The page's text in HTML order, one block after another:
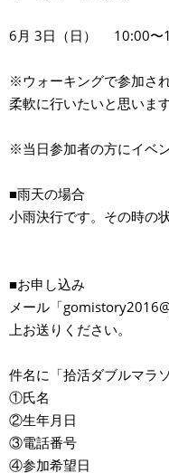
6月 3日（日） 10:00〜
※ウォーキングで参加さ
柔軟に行いたいと思います
※当日参加者の方にイベ
■雨天の場合
小雨決行です。その時の
■お申し込み
メール「
上お送りください。
件名に「拾活ダブルマラ
①氏名
②生年月日
③電話番号
④参加希望日